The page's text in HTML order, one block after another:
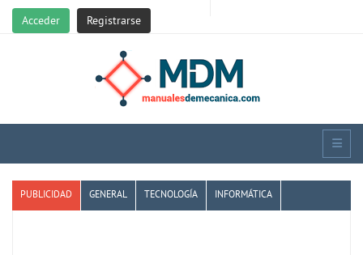
Acceder Registrarse
PUBLICIDAD GENERAL TECNOLOGÍA INFORMÁTICA